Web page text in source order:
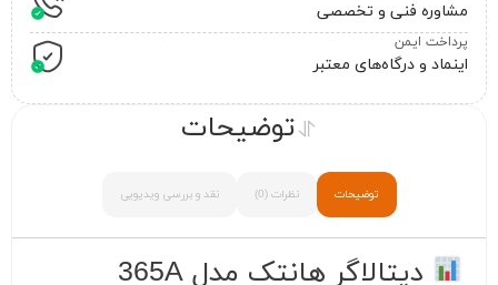
مشاوره فنی و تخصصی
پرداخت ایمن
اینماد و درگاه‌های معتبر
توضیحات نظرات (0) نقد و بررسی ویدیویی
توضیحات
دیتالاگر هانتک مدل 365A